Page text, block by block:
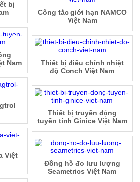
bị
Công tắc giới hạn NAMCO
Việt Nam
Nam
Thiết bị điều chỉnh nhiệt
độ Conch Việt Nam
Thiết bị truyền động
tuyến tính Ginice Việt Nam
Việt
Đồng hồ đo lưu lượng
Seametrics Việt Nam